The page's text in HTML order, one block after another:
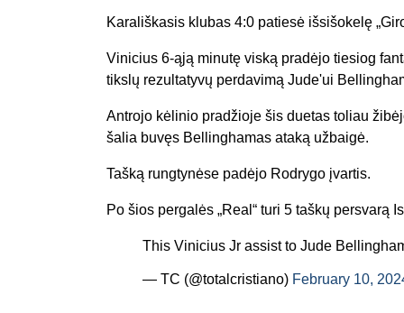
Karališkasis klubas 4:0 patiesė išsišokelę
Vinicius 6-ąją minutę viską pradėjo tiesiog
tikslų rezultatyvų perdavimą Jude'ui
Antrojo kėlinio pradžioje šis duetas toliau
šalia buvęs Bellinghamas ataką užbaigė.
Tašką rungtynėse padėjo Rodrygo įvartis.
Po šios pergalės „Real“ turi 5 taškų
This Vinicius Jr assist to Jude
— TC (@totalcristiano) February 10,